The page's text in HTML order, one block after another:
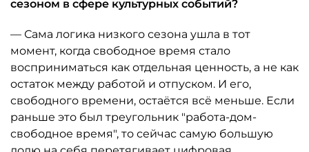
сезоном в сфере культурных событий?
— Сама логика низкого сезона ушла в тот
момент, когда свободное время стало
восприниматься как отдельная ценность, а не как
остаток между работой и отпуском. И его,
свободного времени, остаётся всё меньше. Если
раньше это был треугольник "работа-дом-
свободное время", то сейчас самую большую